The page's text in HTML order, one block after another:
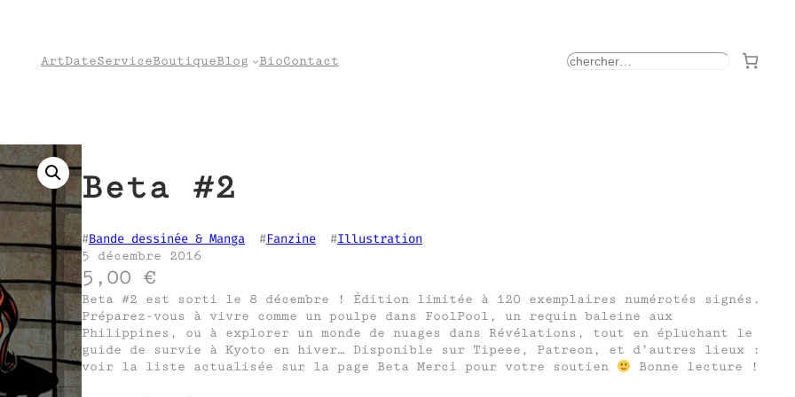
ArtDateServiceBoutiqueBlog BioContact rechercher
Beta #2
#Bande dessinée & Manga
  #
Fanzine
  #
Illustration
5 décembre 2016
5,00 €
Beta #2 est sorti le 8 décembre ! Édition limitée à 120 exemplaires numérotés signés.
Préparez-vous à vivre comme un poulpe dans FoolPool, un requin baleine aux
Philippines, ou à explorer un monde de nuages dans Révélations, tout en épluchant le
guide de survie à Kyoto en hiver… Disponible sur Tipeee, Patreon, et d’autres lieux :
voir la liste actualisée sur la page Beta Merci pour votre soutien
Bonne lecture !